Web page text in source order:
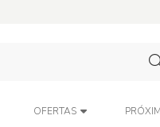
OFERTAS